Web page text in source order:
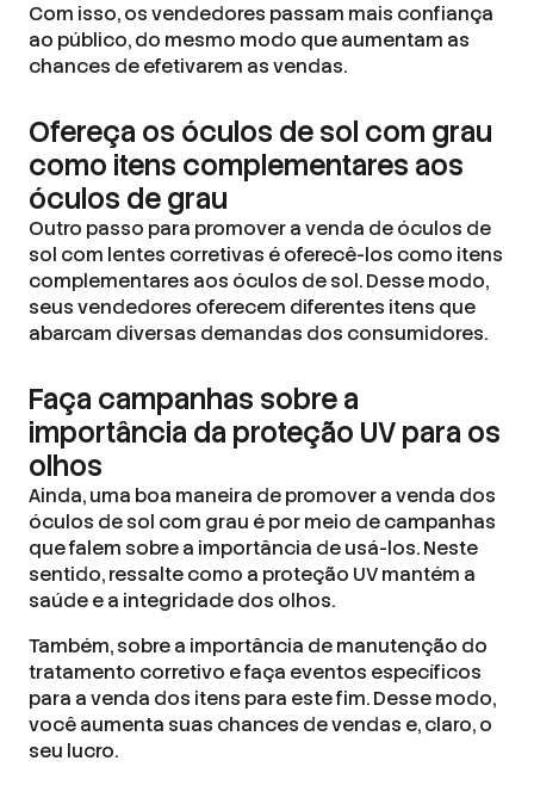
Com isso, os vendedores passam mais confiança
ao público, do mesmo modo que aumentam as
chances de efetivarem as vendas.
Ofereça os óculos de sol com grau
como itens complementares aos
óculos de grau
Outro passo para promover a venda de óculos de
sol com lentes corretivas é oferecê-los como itens
complementares aos óculos de sol. Desse modo,
seus vendedores oferecem diferentes itens que
abarcam diversas demandas dos consumidores.
Faça campanhas sobre a
importância da proteção UV para os
olhos
Ainda, uma boa maneira de promover a venda dos
óculos de sol com grau é por meio de campanhas
que falem sobre a importância de usá-los. Neste
sentido, ressalte como a proteção UV mantém a
saúde e a integridade dos olhos.
Também, sobre a importância de manutenção do
tratamento corretivo e faça eventos específicos
para a venda dos itens para este fim. Desse modo,
você aumenta suas chances de vendas e, claro, o
seu lucro.